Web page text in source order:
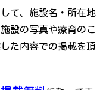
て、施設名・所在地
設の写真や療育のこ
た内容での掲載を頂